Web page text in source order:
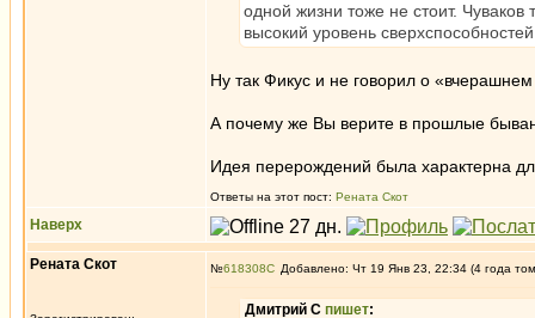
одной жизни тоже не стоит.
высокий уровень
Ну так Фикус и не говорил о
А почему же Вы верите в прошлые
Идея перерождений была характерна
Ответы на этот пост: Рената Скот
Наверх
Рената Скот №618308 Добавлено: Чт 19 Янв 23, 22:34 (4 года
Дмитрий С пишет: